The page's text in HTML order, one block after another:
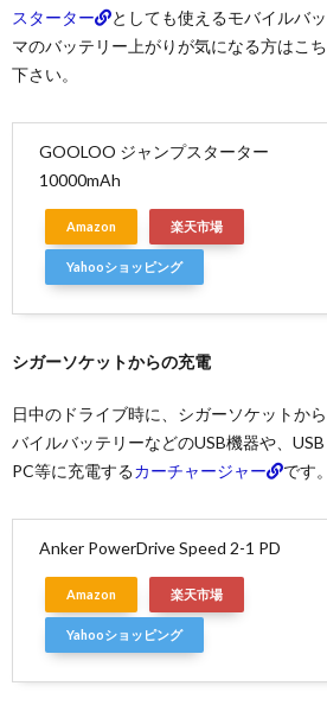
スターター
としても使えるモバイルバ
マのバッテリー上がりが気になる方はこ
下さい。
GOOLOO ジャンプスターター
10000mAh
Amazon 楽天市場
Yahooショッピング
シガーソケットからの充電
日中のドライブ時に、シガーソケットか
バイルバッテリーなどのUSB機器や、
PC等に充電するカーチャージャー です。
Anker PowerDrive Speed 2-1 PD
Amazon 楽天市場
Yahooショッピング